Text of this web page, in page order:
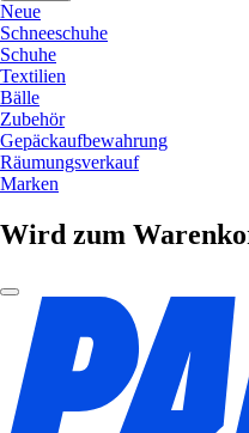
Neue
Schneeschuhe
Schuhe
Textilien
Bälle
Zubehör
Gepäckaufbewahrung
Räumungsverkauf
Marken
Wird zum